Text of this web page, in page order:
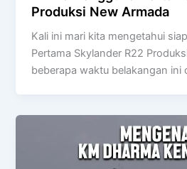
Produksi New Armada
Kali ini mari kita mengetahui
Pertama Skylander R22
beberapa waktu belakangan ini